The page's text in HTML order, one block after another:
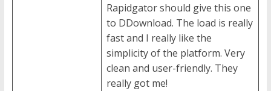
Rapidgator should give this one
to DDownload. The load is really
fast and I really like the
simplicity of the platform. Very
clean and user-friendly. They
really got me!